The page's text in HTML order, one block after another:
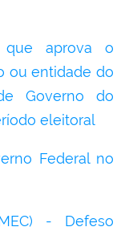
que aprova o
ou entidade do
Governo do
eleitoral
Federal no
- Defeso